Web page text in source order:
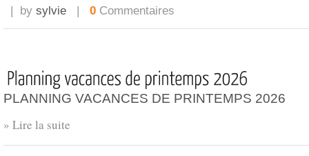
| by sylvie 0 Commentaires
PLANNING VACANCES DE PRINTEMPS 2026
» Lire la suite